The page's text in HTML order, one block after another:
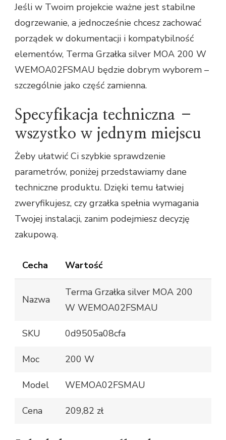
Jeśli w Twoim projekcie ważne jest stabilne
dogrzewanie, a jednocześnie chcesz zachować
porządek w dokumentacji i kompatybilność
elementów, Terma Grzałka silver MOA 200 W
WEMOA02FSMAU będzie dobrym wyborem –
szczególnie jako część zamienna.
Specyfikacja techniczna –
wszystko w jednym miejscu
Żeby ułatwić Ci szybkie sprawdzenie
parametrów, poniżej przedstawiamy dane
techniczne produktu. Dzięki temu łatwiej
zweryfikujesz, czy grzałka spełnia wymagania
Twojej instalacji, zanim podejmiesz decyzję
zakupową.
Cecha Wartość
Nazwa
Terma Grzałka silver MOA 200
W WEMOA02FSMAU
SKU 0d9505a08cfa
Moc 200 W
Model WEMOA02FSMAU
Cena 209,82 zł